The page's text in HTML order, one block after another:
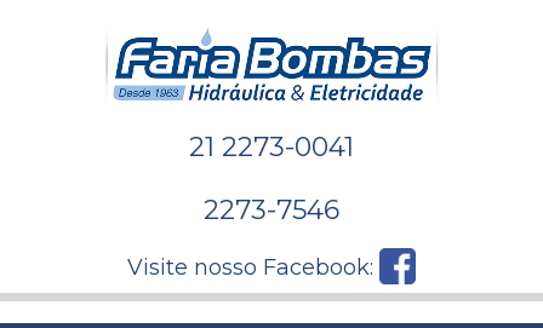
21 2273-0041
2273-7546
Visite nosso Facebook: